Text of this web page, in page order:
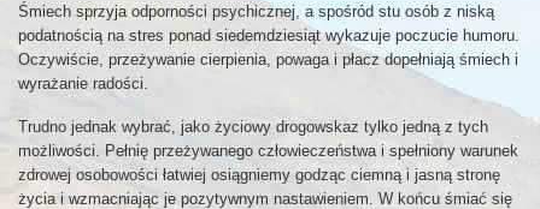
Śmiech sprzyja odporności psychicznej, a spośród stu osób z niską
podatnością na stres ponad siedemdziesiąt wykazuje poczucie humoru.
Oczywiście, przeżywanie cierpienia, powaga i płacz dopełniają śmiech i
wyrażanie radości.
Trudno jednak wybrać, jako życiowy drogowskaz tylko jedną z tych
możliwości. Pełnię przeżywanego człowieczeństwa i spełniony warunek
zdrowej osobowości łatwiej osiągniemy godząc ciemną i jasną stronę
życia i wzmacniając je pozytywnym nastawieniem. W końcu śmiać się